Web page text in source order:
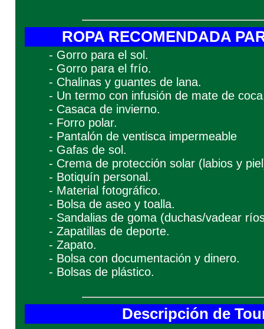
ROPA RECOMENDADA
- Gorro para el sol.
- Gorro para el frío.
- Chalinas y guantes de lana.
- Un termo con infusión de mate de
- Casaca de invierno.
- Forro polar.
- Pantalón de ventisca impermeable
- Gafas de sol.
- Crema de protección solar (labios y
- Botiquín personal.
- Material fotográfico.
- Bolsa de aseo y toalla.
- Sandalias de goma (duchas/vadear
- Zapatillas de deporte.
- Zapato.
- Bolsa con documentación y dinero.
- Bolsas de plástico.
Descripción de